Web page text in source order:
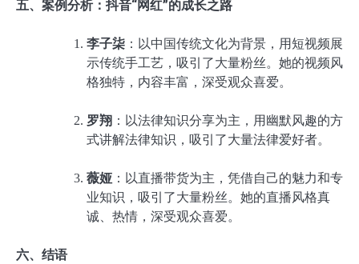
五、案例分析：抖音“网红”的成长之路
李子柒 ：以中国传统文化为背景，用短视频展
示传统手工艺，吸引了大量粉丝。她的视频风
格独特，内容丰富，深受观众喜爱。
罗翔 ：以法律知识分享为主，用幽默风趣的方
式讲解法律知识，吸引了大量法律爱好者。
薇娅 ：以直播带货为主，凭借自己的魅力和专
业知识，吸引了大量粉丝。她的直播风格真
诚、热情，深受观众喜爱。
六、结语